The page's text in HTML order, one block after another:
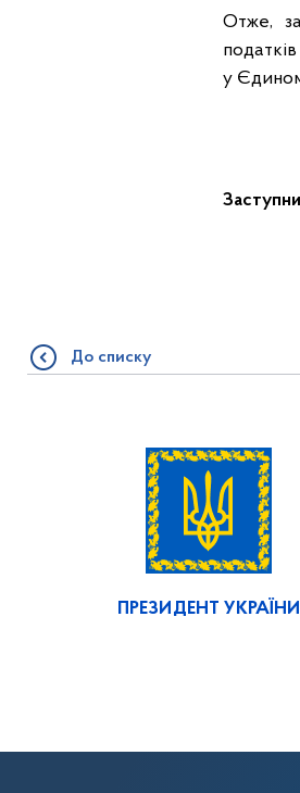
Отже,
у
До списку
ПРЕЗИДЕНТ УКРАЇНИ